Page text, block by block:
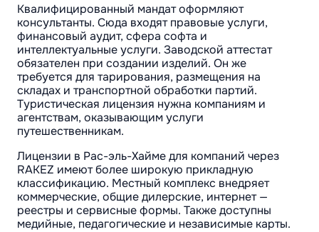
Квалифицированный мандат оформляют
консультанты. Сюда входят правовые услуги,
финансовый аудит, сфера софта и
интеллектуальные услуги. Заводской аттестат
обязателен при создании изделий. Он же
требуется для тарирования, размещения на
складах и транспортной обработки партий.
Туристическая лицензия нужна компаниям и
агентствам, оказывающим услуги
путешественникам.
Лицензии в Рас-эль-Хайме для компаний через
RAKEZ имеют более широкую прикладную
классификацию. Местный комплекс внедряет
коммерческие, общие дилерские, интернет —
реестры и сервисные формы. Также доступны
медийные, педагогические и независимые карты.